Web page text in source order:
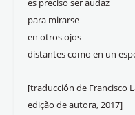
es preciso ser audaz
para mirarse
en otros ojos
distantes como en un
[traducción de Francisco
edição de autora, 2017]